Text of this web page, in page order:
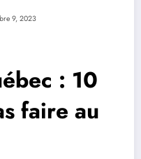
9, 2023
: 10
faire au